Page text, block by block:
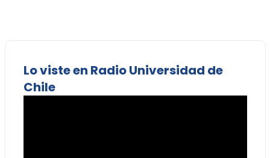
Lo viste en Radio Universidad de
Chile